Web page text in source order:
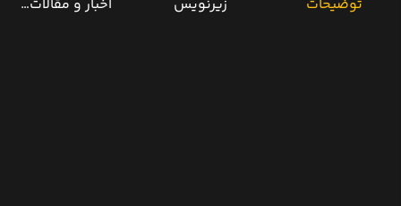
توضیحات زیرنویس اخبار و مقالات